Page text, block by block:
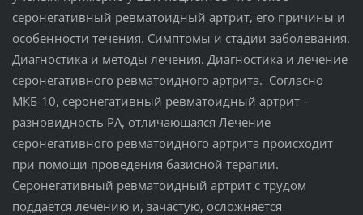
серонегативный ревматоидный артрит, его причины и
особенности течения. Симптомы и стадии заболевания.
Диагностика и методы лечения. Диагностика и лечение
серонегативного ревматоидного артрита. Согласно
МКБ-10, серонегативный ревматоидный артрит –
разновидность РА, отличающаяся Лечение
серонегативного ревматоидного артрита происходит
при помощи проведения базисной терапии.
Серонегативный ревматоидный артрит с трудом
поддается лечению и, зачастую, осложняется